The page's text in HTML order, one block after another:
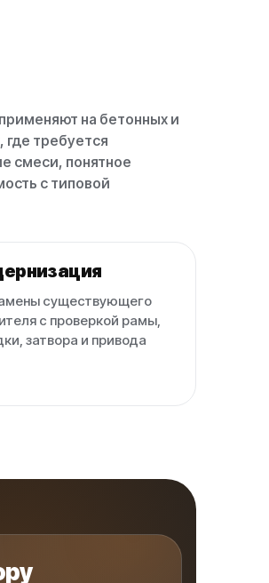
на бетонных и
где требуется
смеси, понятное
с типовой
существующего
с проверкой рамы,
затвора и привода